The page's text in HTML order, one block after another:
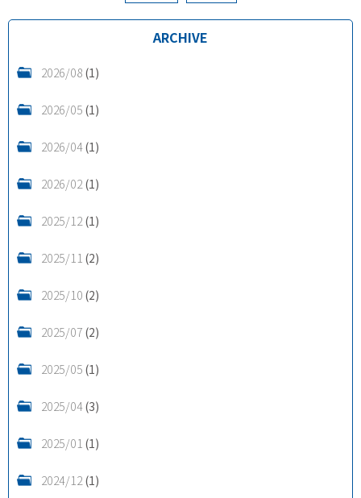
ARCHIVE
2026/08(1)
2026/05(1)
2026/04(1)
2026/02(1)
2025/12(1)
2025/11(2)
2025/10(2)
2025/07(2)
2025/05(1)
2025/04(3)
2025/01(1)
2024/12(1)